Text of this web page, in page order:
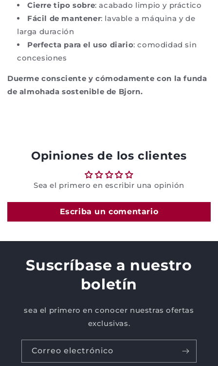
Cierre tipo sobre: acabado limpio y práctico
Fácil de mantener: lavable a máquina y de
larga duración
Perfecta para el uso diario: comodidad sin
concesiones
Duerme consciente y cómodamente con la funda
de almohada sostenible de Bjorn.
Opiniones de los clientes
Sea el primero en escribir una opinión
Escriba un comentario
Suscríbase a nuestro
boletín
sea el primero en conocer nuestras ofertas
exclusivas.
Correo electrónico